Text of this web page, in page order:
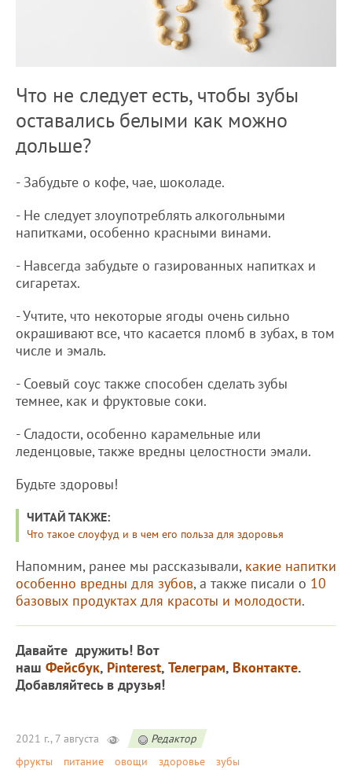
Что не следует есть, чтобы зубы
оставались белыми как можно
дольше?
- Забудьте о кофе, чае, шоколаде.
- Не следует злоупотреблять алкогольными
напитками, особенно красными винами.
- Навсегда забудьте о газированных напитках и
сигаретах.
- Учтите, что некоторые ягоды очень сильно
окрашивают все, что касается пломб в зубах, в том
числе и эмаль.
- Соевый соус также способен сделать зубы
темнее, как и фруктовые соки.
- Сладости, особенно карамельные или
леденцовые, также вредны целостности эмали.
Будьте здоровы!
ЧИТАЙ ТАКЖЕ:
Что такое слоуфуд и в чем его польза для здоровья
Напомним, ранее мы рассказывали, какие напитки
особенно вредны для зубов, а также писали о 10
базовых продуктах для красоты и молодости.
Давайте дружить! Вот
наш Фейсбук, Pinterest, Телеграм, Вконтакте.
Добавляйтесь в друзья!
2021 г., 7 августа
Редактор
фрукты
питание овощи здоровье зубы